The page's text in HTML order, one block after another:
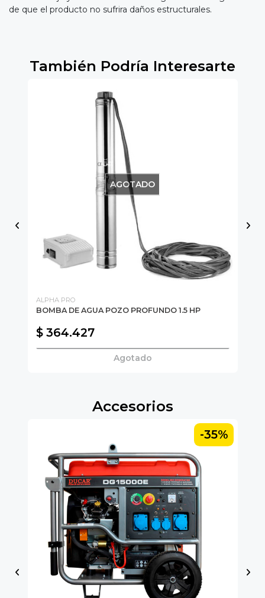
de que el producto no sufrira daños estructurales.
También Podría Interesarte
AGOTADO
ALPHA PRO
BOMBA DE AGUA POZO PROFUNDO 1.5 HP
$ 364.427
Agotado
Accesorios
-35%